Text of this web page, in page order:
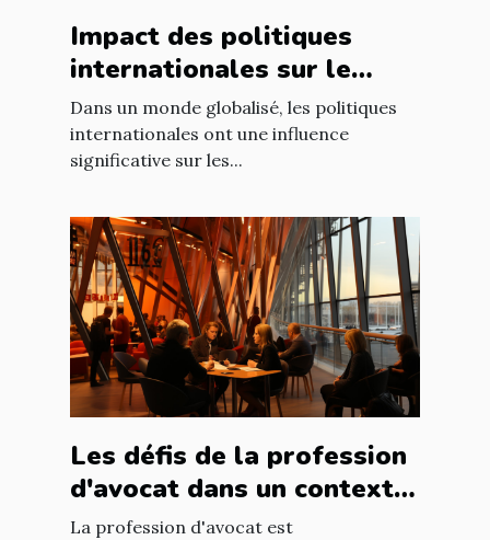
Impact des politiques
internationales sur le
marché immobilier
français
Dans un monde globalisé, les politiques
internationales ont une influence
significative sur les...
Les défis de la profession
d'avocat dans un contexte
international à Nantes
La profession d'avocat est